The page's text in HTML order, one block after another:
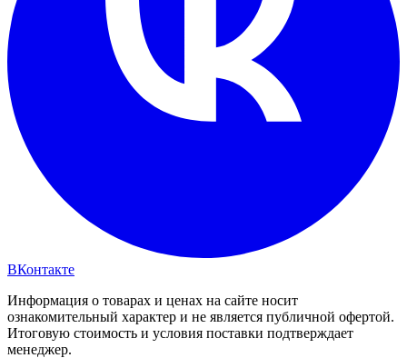
ВКонтакте
Информация о товарах и ценах на сайте носит
ознакомительный характер и не является публичной офертой.
Итоговую стоимость и условия поставки подтверждает
менеджер.